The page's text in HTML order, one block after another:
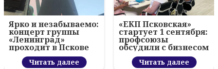
Ярко и незабываемо:
концерт группы
«Ленинград»
проходит в Пскове
Читать далее
«ЕКП Псковская»
стартует 1 сентября:
профсоюзы
обсудили с бизнесом
новый цифровой
проектЧитать далее